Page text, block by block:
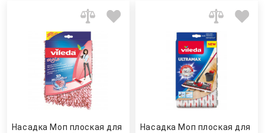
Насадка Моп плоская для
Насадка Моп плоская для